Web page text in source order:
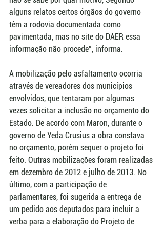
alguns relatos certos órgãos do governo
têm a rodovia documentada como
pavimentada, mas no site do DAER essa
informação não procede", informa.
A mobilização pelo asfaltamento ocorria
através de vereadores dos municípios
envolvidos, que tentaram por algumas
vezes solicitar a inclusão no orçamento do
Estado. De acordo com Maron, durante o
governo de Yeda Crusius a obra constava
no orçamento, porém sequer o projeto foi
feito. Outras mobilizações foram realizadas
em dezembro de 2012 e julho de 2013. No
último, com a participação de
parlamentares, foi sugerida a entrega de
um pedido aos deputados para incluir a
verba para a elaboração do Projeto de